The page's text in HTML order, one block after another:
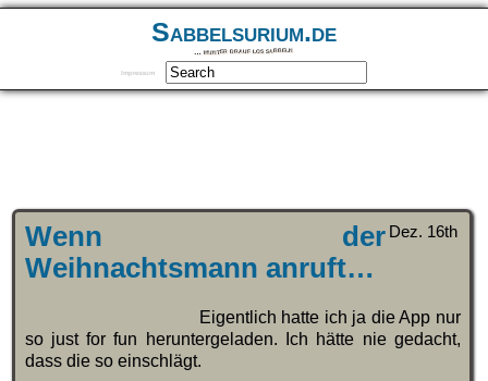
Sabbelsurium.de
… munter drauf los sabbeln
Impressum
Dez. 16th
Wenn der
Weihnachtsmann anruft…
Eigentlich hatte ich ja die App nur
so just for fun heruntergeladen. Ich hätte nie gedacht,
dass die so einschlägt.